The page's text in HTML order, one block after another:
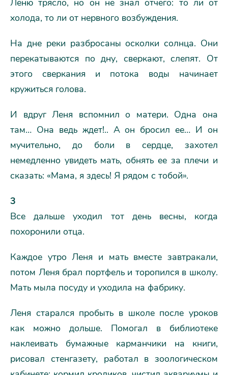
Леню трясло, но он не знал отчего: то ли от
холода, то ли от нервного возбуждения.
На дне реки разбросаны осколки солнца. Они
перекатываются по дну, сверкают, слепят. От
этого сверкания и потока воды начинает
кружиться голова.
И вдруг Леня вспомнил о матери. Одна она
там… Она ведь ждет!.. А он бросил ее… И он
мучительно, до боли в сердце, захотел
немедленно увидеть мать, обнять ее за плечи и
сказать: «Мама, я здесь! Я рядом с тобой».
3
Все дальше уходил тот день весны, когда
похоронили отца.
Каждое утро Леня и мать вместе завтракали,
потом Леня брал портфель и торопился в школу.
Мать мыла посуду и уходила на фабрику.
Леня старался пробыть в школе после уроков
как можно дольше. Помогал в библиотеке
наклеивать бумажные карманчики на книги,
рисовал стенгазету, работал в зоологическом